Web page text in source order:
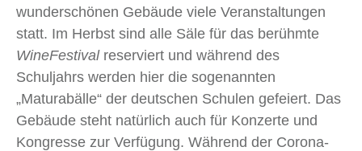
wunderschönen Gebäude viele Veranstaltungen
statt. Im Herbst sind alle Säle für das berühmte
WineFestivalreserviert und während des
Schuljahrs werden hier die sogenannten
„Maturabälle“ der deutschen Schulen gefeiert. Das
Gebäude steht natürlich auch für Konzerte und
Kongresse zur Verfügung. Während der Corona-